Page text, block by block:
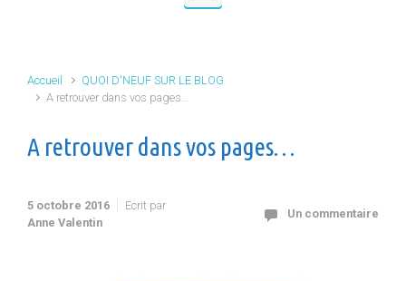
Accueil
QUOI D'NEUF SUR LE BLOG
A retrouver dans vos pages…
A retrouver dans vos pages…
5 octobre 2016
Ecrit par
Anne Valentin
Un commentaire